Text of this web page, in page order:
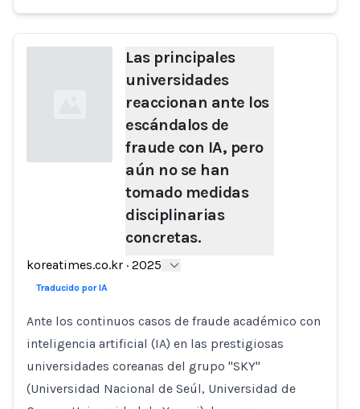
Las principales
universidades
reaccionan ante los
escándalos de
fraude con IA, pero
aún no se han
tomado medidas
disciplinarias
concretas.
koreatimes.co.kr · 2025
Traducido por IA
Ante los continuos casos de fraude académico con
inteligencia artificial (IA) en las prestigiosas
universidades coreanas del grupo "SKY"
(Universidad Nacional de Seúl, Universidad de